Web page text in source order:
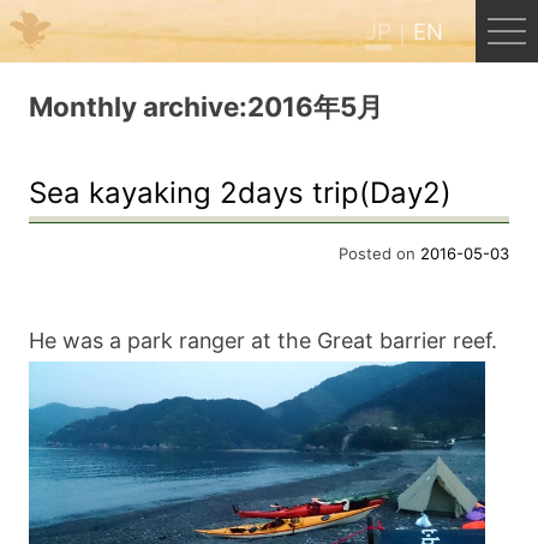
JP EN
Menu
JP EN
B&B Cafe ほんぐう
くまのバックパッカーズ
くまのエクスペリエンス
Monthly archive:2016年5月
Sea kayaking 2days trip(Day2)
Posted on 2016-05-03
He was a park ranger at the Great barrier reef.